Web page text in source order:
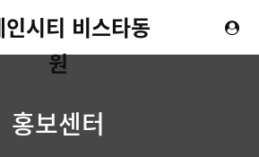
인시티 비스타동
원
홍보센터